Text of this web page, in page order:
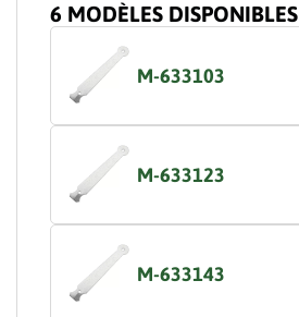
6 MODÈLES DISPONIBLES
M-633103
M-633123
M-633143